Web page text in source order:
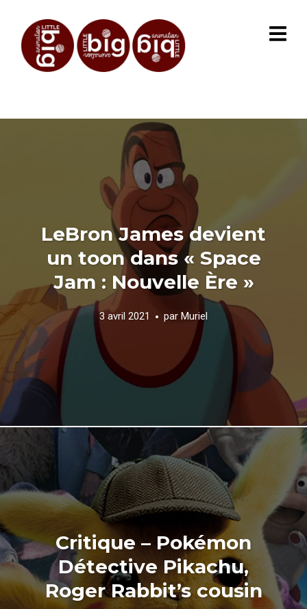
LeBron James devient
un toon dans « Space
Jam : Nouvelle Ère »
3 avril 2021 par Muriel
Critique – Pokémon
Détective Pikachu,
Roger Rabbit’s cousin